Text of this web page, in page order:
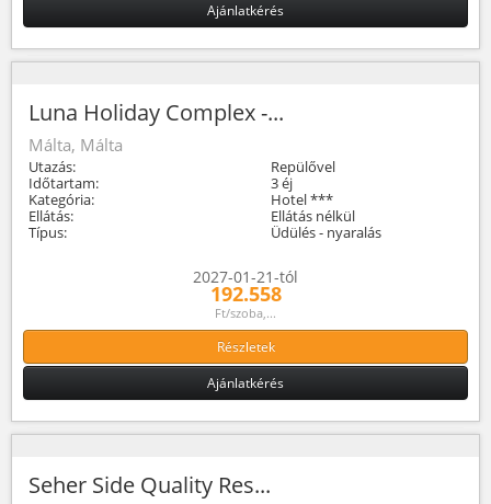
Ajánlatkérés
Luna Holiday Complex -...
Málta, Málta
Utazás:
Repülővel
Időtartam:
3 éj
Kategória:
Hotel ***
Ellátás:
Ellátás nélkül
Típus:
Üdülés - nyaralás
2027-01-21-tól
192.558
Ft/szoba,...
Részletek
Ajánlatkérés
Seher Side Quality Res...